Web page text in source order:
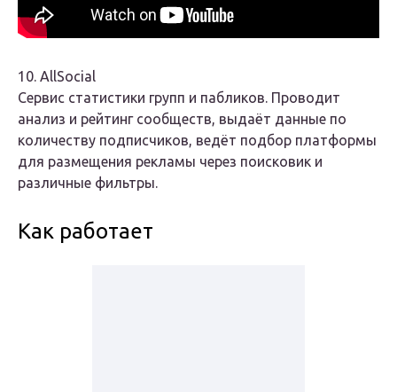
10. AllSocial
Сервис статистики групп и пабликов. Проводит
анализ и рейтинг сообществ, выдаёт данные по
количеству подписчиков, ведёт подбор платформы
для размещения рекламы через поисковик и
различные фильтры.
Как работает